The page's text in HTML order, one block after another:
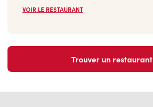
VOIR LE RESTAURANT
Trouver un restaurant